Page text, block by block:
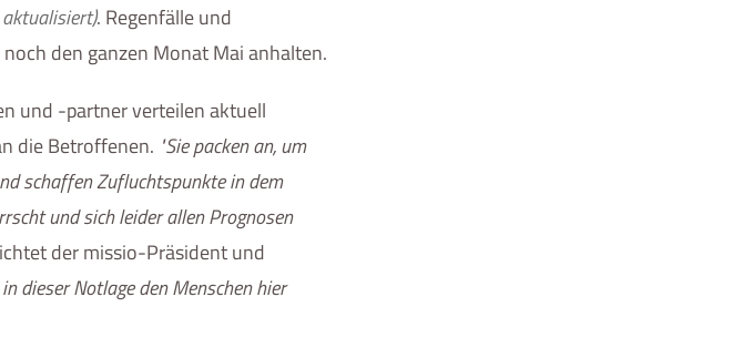
. Regenfälle und
den ganzen Monat Mai anhalten.
und -partner verteilen aktuell
die Betroffenen. Sie packen an, um
schaffen Zufluchtspunkte in dem
und sich leider allen Prognosen
der missio-Präsident und
dieser Notlage den Menschen hier